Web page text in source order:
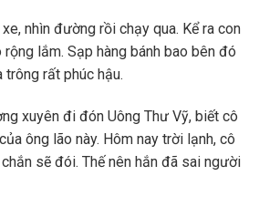
nhìn đường rồi chạy qua. Kể ra con
lắm. Sạp hàng bánh bao bên đó
rất phúc hậu.
xuyên đi đón Uông Thư Vỹ, biết cô
ông lão này. Hôm nay trời lạnh, cô
sẽ đói. Thế nên hắn đã sai người